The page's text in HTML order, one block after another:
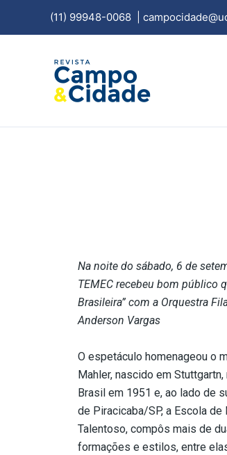
(11) 99948-0068
Na noite do sábado, 6 de
TEMEC recebeu bom público
Brasileira” com a Orquestra
Anderson Vargas
O espetáculo homenageou o
Mahler, nascido em
Brasil em 1951 e, ao lado de
de Piracicaba/SP, a Escola
Talentoso, compôs mais de
formações e estilos, entre